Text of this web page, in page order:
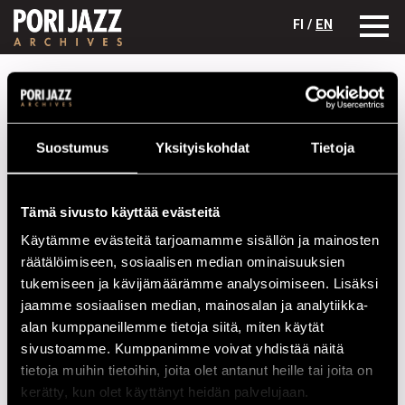
Suostumus Yksityiskohdat Tietoja
Tämä sivusto käyttää evästeitä
Käytämme evästeitä tarjoamamme sisällön ja mainosten
räätälöimiseen, sosiaalisen median ominaisuuksien
tukemiseen ja kävijämäärämme analysoimiseen. Lisäksi
jaamme sosiaalisen median, mainosalan ja analytiikka-
alan kumppaneillemme tietoja siitä, miten käytät
sivustoamme. Kumppanimme voivat yhdistää näitä
tietoja muihin tietoihin, joita olet antanut heille tai joita on
kerätty, kun olet käyttänyt heidän palvelujaan.
FI / EN
Festivaalivuodet
Benny Green, Russell Malone & Christian
McBride
Benny Green, Russell Malone &
Christian McBride
Kokoonpano
NIMI INSTRUMENTTI
Benny Green
p
Christian McBride
b
Russell Malone
Esiintymiset vuonna 1999